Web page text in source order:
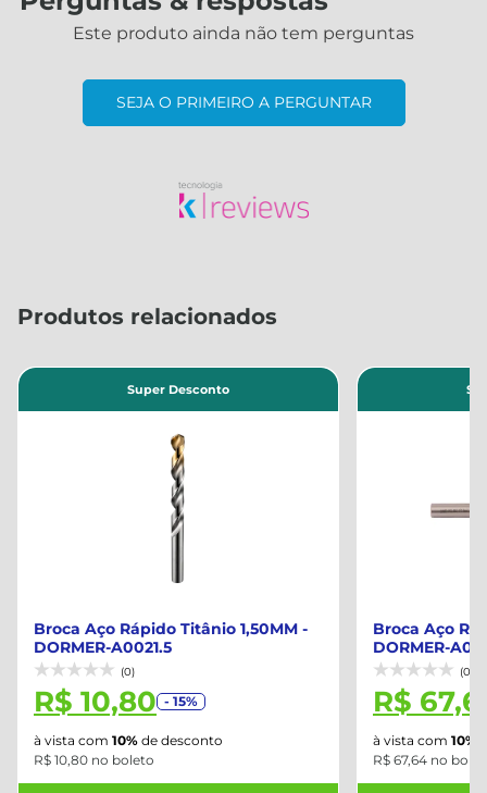
Este produto ainda não tem perguntas
SEJA O PRIMEIRO A PERGUNTAR
Produtos relacionados
Broca Aço Rápido Titânio 1,50MM -
DORMER-A0021.5
(0)
R$ 10,80 - 15%
à vista com 10% de desconto
R$ 10,80 no boleto
Super Desconto
Broca Aço
DORMER-
(0)
R$
à vista com 10%
R$ 67,64 no